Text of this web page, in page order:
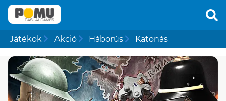
Játékok Akció Háborús Katonás